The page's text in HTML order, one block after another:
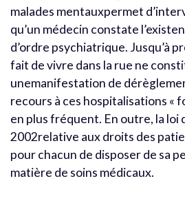
malades mentauxpermet
qu’un médecin constate
d’ordre psychiatrique. Jusqu’à
fait de vivre dans la rue ne
unemanifestation de
recours à ces hospitalisations «
en plus fréquent. En outre, la loi
2002relative aux droits des
pour chacun de disposer de sa
matière de soins médicaux.